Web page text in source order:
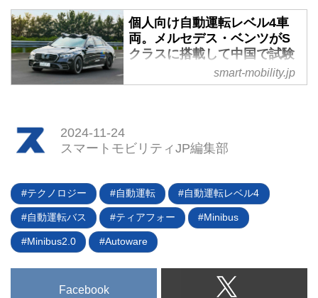
をとおるルート設定、導入車両に
ついても公表した。（タイトル写
真は従来型。自動運転レベル4の
システムを搭載した新型は現在開
新幹線にドライバレス運転を導入
すると発表した。2028年度に長
岡駅～新潟新幹線車両センター間
（60.8km）の営業列車と回送列
車の自動運転（GOA2）、および
（GOA4）導入を目指すという。
の乗務形態で決まる
自動車においては、自動運転技術
の開発で各社が競争を繰り広げて
いるが、鉄道分野においても同様
に自動運転技術の導入が急ピッチ
個人向け自動運転レベル4車
両。メルセデス・ベンツがS
クラスに搭載して中国で試験
開始 - スマートモビリティJP
自動運転技術を開発するスタート
アップ「WeRide（ウィーライド
同車両による試験実施の許可を取
得したことを発表。自動運転レベ
ル4車両の個人販売に向けて加速
したことになる。
smart-mobility.jp
2024-11-24
スマートモビリティJP編集部
テクノロジー 自動運転 自動運転レベル4
自動運転バス ティアフォー Minibus
Minibus2.0 Autoware
Facebook